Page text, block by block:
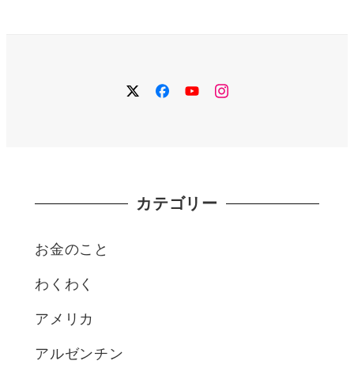
twitterfacebook
YouTubeinstagram
カテゴリー
お金のこと
わくわく
アメリカ
アルゼンチン